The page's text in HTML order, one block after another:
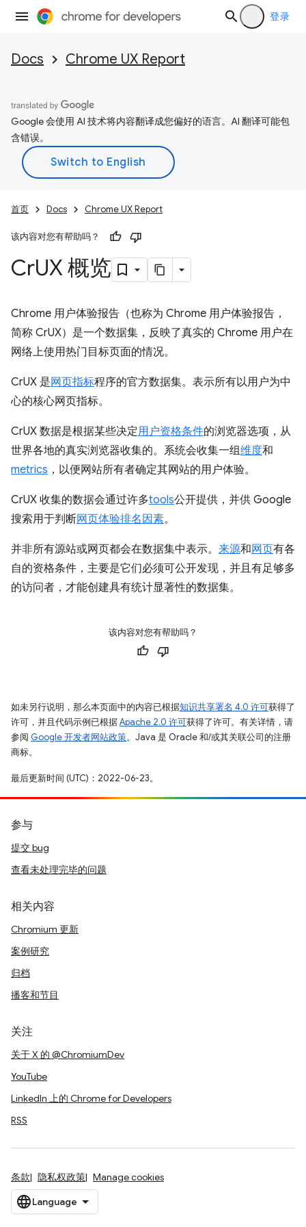
登录
Docs Chrome UX Report
Google 会使用 AI 技术将内容翻译成您偏好的语言。AI 翻译可能包
含错误。
首页 Docs Chrome UX Report
该内容对您有帮助吗？
CrUX 概览
Chrome 用户体验报告（也称为 Chrome 用户体验报告，
简称 CrUX）是一个数据集，反映了真实的 Chrome 用户在
网络上使用热门目标页面的情况。
CrUX 是网页指标程序的官方数据集。表示所有以用户为中
心的核心网页指标。
CrUX 数据是根据某些决定用户资格条件的浏览器选项，从
世界各地的真实浏览器收集的。系统会收集一组维度和
metrics ，以便网站所有者确定其网站的用户体验。
CrUX 收集的数据会通过许多tools公开提供，并供 Google
搜索用于判断网页体验排名因素。
并非所有源站或网页都会在数据集中表示。 来源和网页有各
自的资格条件，主要是它们必须可公开发现，并且有足够多
的访问者，才能创建具有统计显著性的数据集。
该内容对您有帮助吗？
如未另行说明，那么本页面中的内容已根据知识共享署名 4.0 许可获得了
许可，并且代码示例已根据Apache 2.0 许可获得了许可。有关详情，请
参阅 Google 开发者网站政策。Java 是 Oracle 和/或其关联公司的注册
商标。
最后更新时间 (UTC)：2022-06-23。
参与
提交 bug
查看未处理完毕的问题
相关内容
Chromium 更新
案例研究
归档
播客和节目
关注
关于 X 的 @ChromiumDev
YouTube
LinkedIn 上的 Chrome for Developers
RSS
条款 隐私权政策 Manage cookies